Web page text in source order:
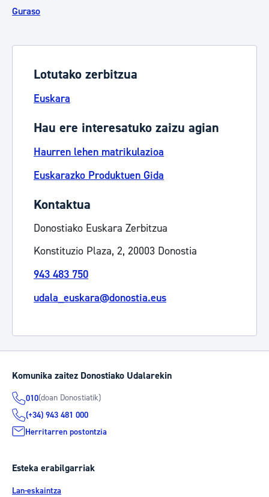
Guraso
Lotutako zerbitzua
Euskara
Hau ere interesatuko zaizu agian
Haurren lehen matrikulazioa
Euskarazko Produktuen Gida
Kontaktua
Donostiako Euskara Zerbitzua
Konstituzio Plaza, 2, 20003 Donostia
943 483 750
udala_euskara@donostia.eus
Komunika zaitez Donostiako Udalarekin
010(doan Donostiatik)
(+34) 943 481 000
Herritarren postontzia
Esteka erabilgarriak
Lan-eskaintza